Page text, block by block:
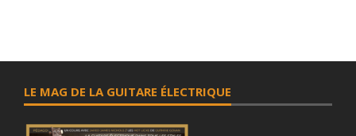
LE MAG DE LA GUITARE ÉLECTRIQUE